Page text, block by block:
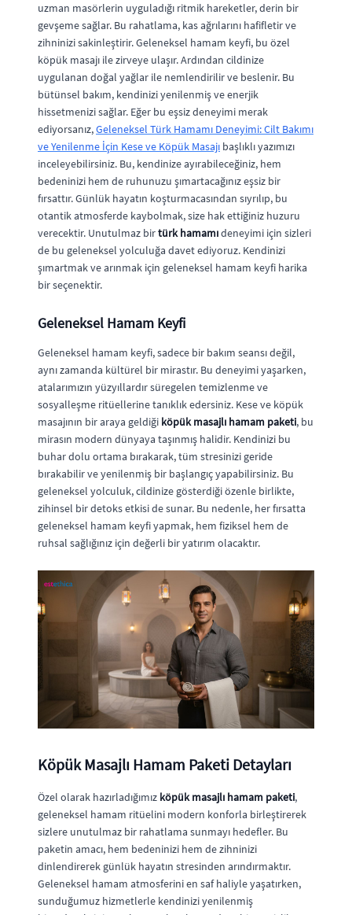
uzman masörlerin uyguladığı ritmik hareketler, derin bir
gevşeme sağlar. Bu rahatlama, kas ağrılarını hafifletir ve
zihninizi sakinleştirir. Geleneksel hamam keyfi, bu özel
köpük masajı ile zirveye ulaşır. Ardından cildinize
uygulanan doğal yağlar ile nemlendirilir ve beslenir. Bu
bütünsel bakım, kendinizi yenilenmiş ve enerjik
hissetmenizi sağlar. Eğer bu eşsiz deneyimi merak
ediyorsanız,Geleneksel Türk Hamamı Deneyimi: Cilt Bakımı
ve Yenilenme İçin Kese ve Köpük Masajı başlıklı yazımızı
inceleyebilirsiniz. Bu, kendinize ayırabileceğiniz, hem
bedeninizi hem de ruhunuzu şımartacağınız eşsiz bir
fırsattır. Günlük hayatın koşturmacasından sıyrılıp, bu
otantik atmosferde kaybolmak, size hak ettiğiniz huzuru
verecektir. Unutulmaz birtürk hamamıdeneyimi için sizleri
de bu geleneksel yolculuğa davet ediyoruz. Kendinizi
şımartmak ve arınmak için geleneksel hamam keyfi harika
bir seçenektir.
Geleneksel Hamam Keyfi
Geleneksel hamam keyfi, sadece bir bakım seansı değil,
aynı zamanda kültürel bir mirastır. Bu deneyimi yaşarken,
atalarımızın yüzyıllardır süregelen temizlenme ve
sosyalleşme ritüellerine tanıklık edersiniz. Kese ve köpük
masajının bir araya geldiği köpük masajlı hamam paketi, bu
mirasın modern dünyaya taşınmış halidir. Kendinizi bu
buhar dolu ortama bırakarak, tüm stresinizi geride
bırakabilir ve yenilenmiş bir başlangıç yapabilirsiniz. Bu
geleneksel yolculuk, cildinize gösterdiği özenle birlikte,
zihinsel bir detoks etkisi de sunar. Bu nedenle, her fırsatta
geleneksel hamam keyfi yapmak, hem fiziksel hem de
ruhsal sağlığınız için değerli bir yatırım olacaktır.
Köpük Masajlı Hamam Paketi Detayları
Özel olarak hazırladığımız köpük masajlı hamam paketi,
geleneksel hamam ritüelini modern konforla birleştirerek
sizlere unutulmaz bir rahatlama sunmayı hedefler. Bu
paketin amacı, hem bedeninizi hem de zihninizi
dinlendirerek günlük hayatın stresinden arındırmaktır.
Geleneksel hamam atmosferini en saf haliyle yaşatırken,
sunduğumuz hizmetlerle kendinizi yenilenmiş